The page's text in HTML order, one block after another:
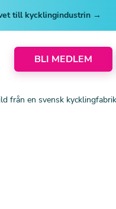
till kycklingindustrin →
BLI MEDLEM
från en svensk